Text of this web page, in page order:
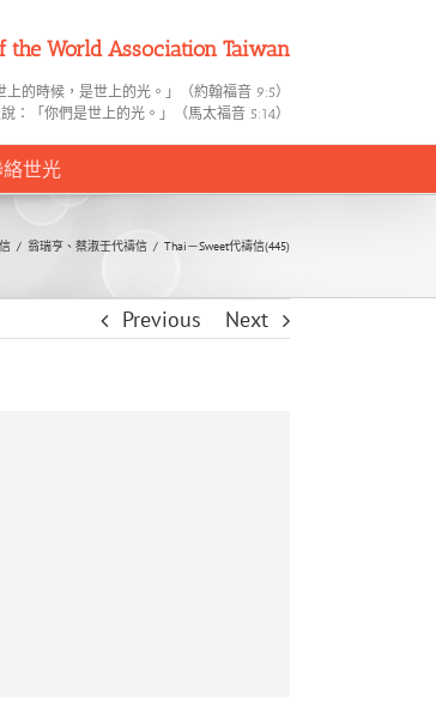
the World Association Taiwan
上的時候，是世上的光。」（約翰福音 9:5）
：「你們是世上的光。」（馬太福音 5:14）
世光
/ 翁瑞亨、蔡淑壬代禱信 / Thai－Sweet代禱信(445)
Previous Next